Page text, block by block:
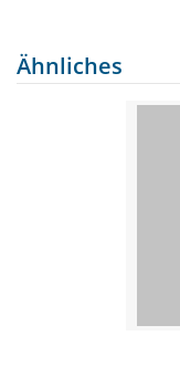
Ähnliches